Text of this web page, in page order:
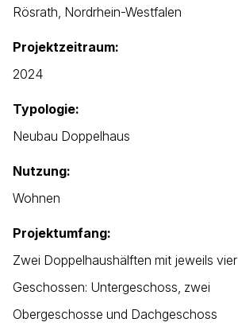
Rösrath, Nordrhein-Westfalen
Projektzeitraum:
2024
Typologie:
Neubau Doppelhaus
Nutzung:
Wohnen
Projektumfang:
Zwei Doppelhaushälften mit jeweils vier
Geschossen: Untergeschoss, zwei
Obergeschosse und Dachgeschoss